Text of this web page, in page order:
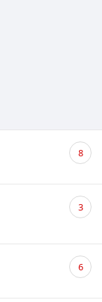
댓
글 8
댓
글 3
댓
글 6